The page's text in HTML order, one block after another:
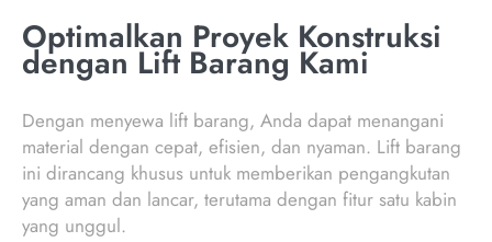
Optimalkan Proyek Konstruksi
dengan Lift Barang Kami
Dengan menyewa lift barang, Anda dapat menangani
material dengan cepat, efisien, dan nyaman. Lift barang
ini dirancang khusus untuk memberikan pengangkutan
yang aman dan lancar, terutama dengan fitur satu kabin
yang unggul.